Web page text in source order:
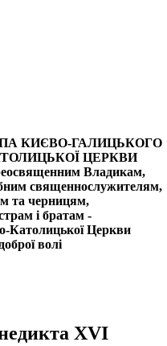
КИЄВО-ГАЛИЦЬКОГО
ЦЕРКВИ
Владикам,
священнослужителям,
та черницям,
і братам -
Католицької Церкви
волі
XVI